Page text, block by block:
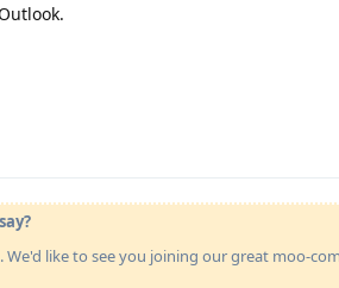
like to see you joining our great moo-